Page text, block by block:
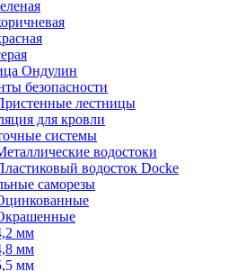
Ондулин
безопасности
лестницы
для кровли
системы
водостоки
водосток Docke
саморезы
мм
мм
мм